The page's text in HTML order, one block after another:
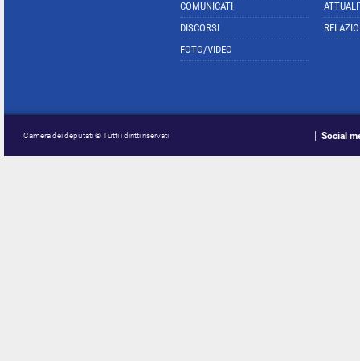
COMUNICATI
DISCORSI
FOTO/VIDEO
Camera dei deputati © Tutti i diritti riservati Social